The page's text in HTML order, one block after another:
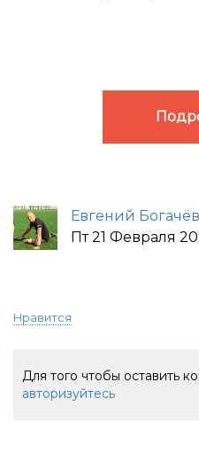
Евгений Богачёв
Пт 21 Февраля
Нравится
Для того чтобы оставить
авторизуйтесь